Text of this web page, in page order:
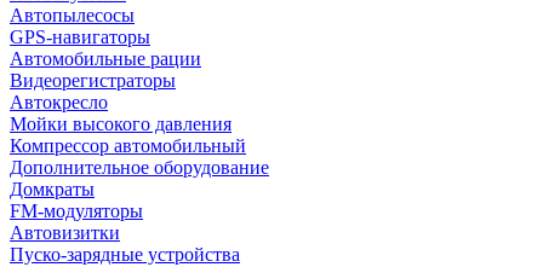
Автопылесосы
GPS-навигаторы
Автомобильные рации
Видеорегистраторы
Автокресло
Мойки высокого давления
Компрессор автомобильный
Дополнительное оборудование
Домкраты
FM-модуляторы
Автовизитки
Пуско-зарядные устройства